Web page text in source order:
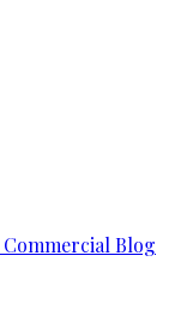
Commercial Blog